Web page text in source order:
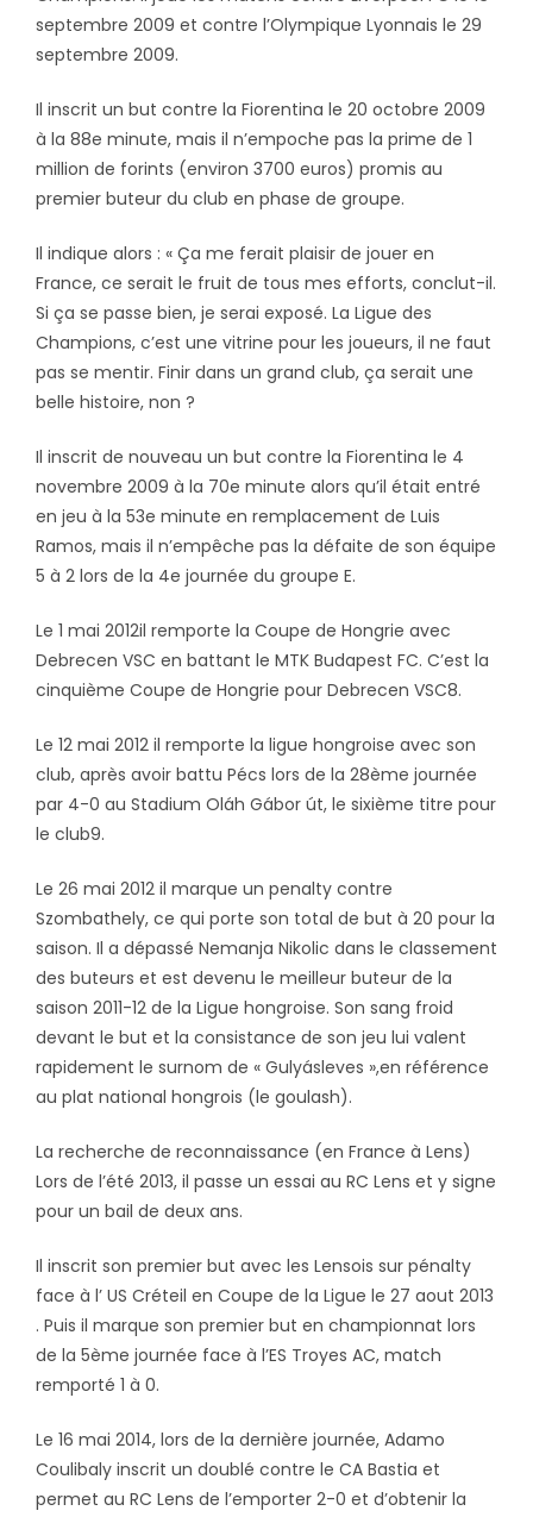
septembre 2009 et contre l’Olympique Lyonnais le 29
septembre 2009.
Il inscrit un but contre la Fiorentina le 20 octobre 2009
à la 88e minute, mais il n’empoche pas la prime de 1
million de forints (environ 3700 euros) promis au
premier buteur du club en phase de groupe.
Il indique alors : « Ça me ferait plaisir de jouer en
France, ce serait le fruit de tous mes efforts, conclut-il.
Si ça se passe bien, je serai exposé. La Ligue des
Champions, c’est une vitrine pour les joueurs, il ne faut
pas se mentir. Finir dans un grand club, ça serait une
belle histoire, non ?
Il inscrit de nouveau un but contre la Fiorentina le 4
novembre 2009 à la 70e minute alors qu’il était entré
en jeu à la 53e minute en remplacement de Luis
Ramos, mais il n’empêche pas la défaite de son équipe
5 à 2 lors de la 4e journée du groupe E.
Le 1 mai 2012il remporte la Coupe de Hongrie avec
Debrecen VSC en battant le MTK Budapest FC. C’est la
cinquième Coupe de Hongrie pour Debrecen VSC8.
Le 12 mai 2012 il remporte la ligue hongroise avec son
club, après avoir battu Pécs lors de la 28ème journée
par 4-0 au Stadium Oláh Gábor út, le sixième titre pour
le club9.
Le 26 mai 2012 il marque un penalty contre
Szombathely, ce qui porte son total de but à 20 pour la
saison. Il a dépassé Nemanja Nikolic dans le classement
des buteurs et est devenu le meilleur buteur de la
saison 2011-12 de la Ligue hongroise. Son sang froid
devant le but et la consistance de son jeu lui valent
rapidement le surnom de « Gulyásleves »,en référence
au plat national hongrois (le goulash).
La recherche de reconnaissance (en France à Lens)
Lors de l’été 2013, il passe un essai au RC Lens et y signe
pour un bail de deux ans.
Il inscrit son premier but avec les Lensois sur pénalty
face à l’ US Créteil en Coupe de la Ligue le 27 aout 2013
. Puis il marque son premier but en championnat lors
de la 5ème journée face à l’ES Troyes AC, match
remporté 1 à 0.
Le 16 mai 2014, lors de la dernière journée, Adamo
Coulibaly inscrit un doublé contre le CA Bastia et
permet au RC Lens de l’emporter 2-0 et d’obtenir la